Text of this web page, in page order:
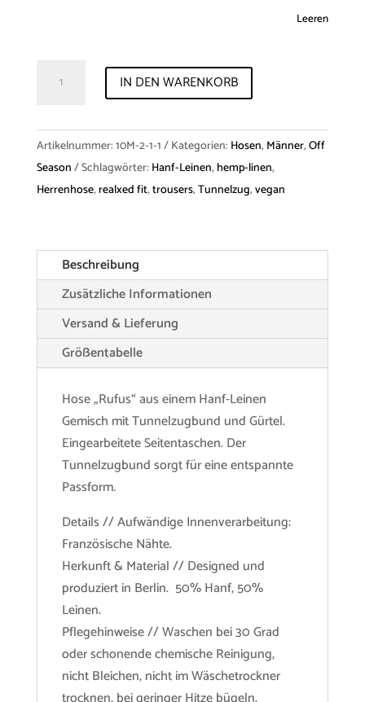
Leeren
"Rufus"
Linen
Menge
IN DEN WARENKORB
Artikelnummer:10M-2-1-1 Kategorien: Hosen, Männer,Off
Season Schlagwörter: Hanf-Leinen, hemp-linen,
Herrenhose,realxed fit,trousers,Tunnelzug,vegan
Beschreibung
Zusätzliche Informationen
Versand & Lieferung
Größentabelle
Hose „Rufus“ aus einem Hanf-Leinen
Gemisch mit Tunnelzugbund und Gürtel.
Eingearbeitete Seitentaschen. Der
Tunnelzugbund sorgt für eine entspannte
Passform.
Details // Aufwändige Innenverarbeitung:
Französische Nähte.
Herkunft & Material // Designed und
produziert in Berlin. 50% Hanf, 50%
Leinen.
Pflegehinweise // Waschen bei 30 Grad
oder schonende chemische Reinigung,
nicht Bleichen, nicht im Wäschetrockner